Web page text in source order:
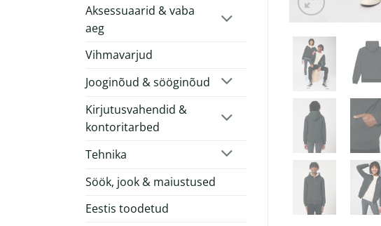
Aksessuaarid & vaba
aeg
Vihmavarjud
Jooginõud & sööginõud
Kirjutusvahendid &
kontoritarbed
Tehnika
Söök, jook & maiustused
Eestis toodetud